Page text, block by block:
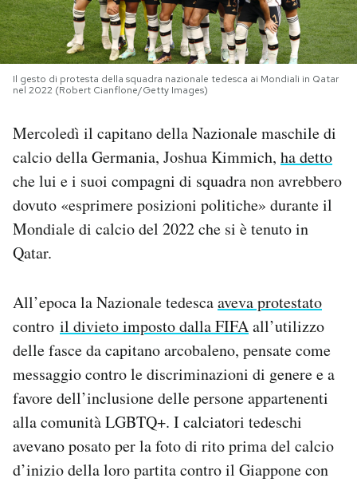
SHOP
AREA PERSONALE
Area Personale
Newsletter
Notifiche mobile
Il gesto di protesta della squadra nazionale tedesca ai Mondiali in Qatar
nel 2022 (Robert Cianflone/Getty Images)
Mercoledì il capitano della Nazionale maschile di
calcio della Germania, Joshua Kimmich, ha detto
che lui e i suoi compagni di squadra non avrebbero
dovuto «esprimere posizioni politiche» durante il
Mondiale di calcio del 2022 che si è tenuto in
Qatar.
All’epoca la Nazionale tedescaaveva protestato
contro il divieto imposto dalla FIFAall’utilizzo
delle fasce da capitano arcobaleno, pensate come
messaggio contro le discriminazioni di genere e a
favore dell’inclusione delle persone appartenenti
alla comunità LGBTQ+. I calciatori tedeschi
avevano posato per la foto di rito prima del calcio
d’inizio della loro partita contro il Giappone con